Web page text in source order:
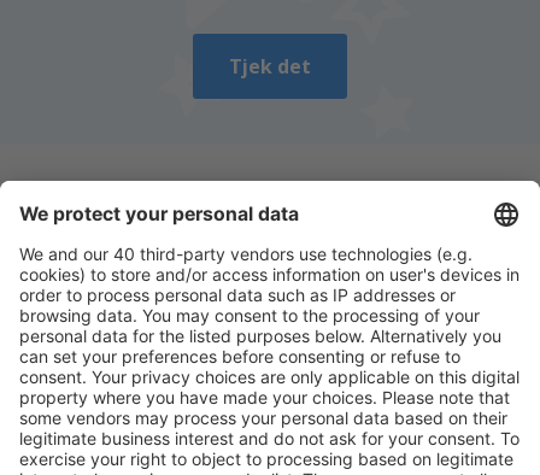
Tjek det
Download vores appog planlæg nemt dine
rejser